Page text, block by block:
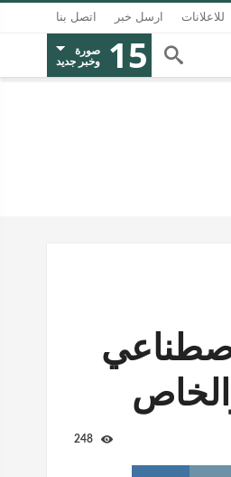
للاعلانات ارسل خبر اتصل بنا
15 صورة
وخبر جديد